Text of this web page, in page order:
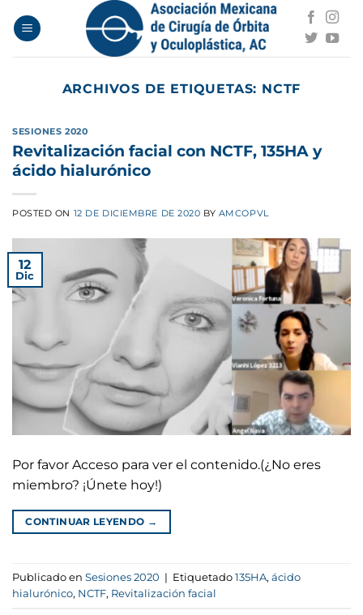
ARCHIVOS DE ETIQUETAS: NCTF
SESIONES 2020
Revitalización facial con NCTF, 135HA y
ácido hialurónico
POSTED ON 12 DE DICIEMBRE DE 2020 BY AMCOPVL
12
Dic
Por favor Acceso para ver el contenido.(¿No eres
miembro? ¡Únete hoy!)
CONTINUAR LEYENDO →
Publicado en Sesiones 2020 | Etiquetado 135HA, ácido
hialurónico, NCTF, Revitalización facial